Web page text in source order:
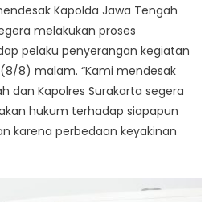
Kapolda Jawa Tengah
melakukan proses
pelaku penyerangan kegiatan
8) malam. “Kami mendesak
dan Kapolres Surakarta segera
hukum terhadap siapapun
karena perbedaan keyakinan